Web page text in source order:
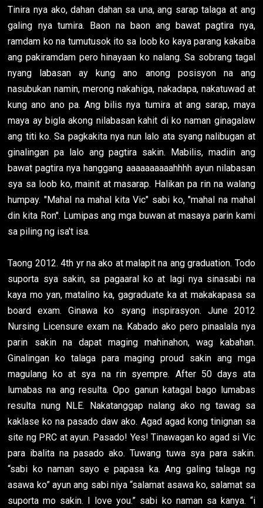
Tinira nya ako, dahan dahan sa una, ang sarap talaga at ang
galing nya tumira. Baon na baon ang bawat pagtira nya,
ramdam ko na tumutusok ito sa loob ko kaya parang kakaiba
ang pakiramdam pero hinayaan ko nalang. Sa sobrang tagal
nyang labasan ay kung ano anong posisyon na ang
nasubukan namin, merong nakahiga, nakadapa, nakatuwad at
kung ano ano pa. Ang bilis nya tumira at ang sarap, maya
maya ay bigla akong nilabasan kahit di ko naman ginagalaw
ang titi ko. Sa pagkakita nya nun lalo ata syang nalibugan at
ginalingan pa lalo ang pagtira sakin. Mabilis, madiin ang
bawat pagtira nya hanggang aaaaaaaaaahhhh ayun nilabasan
sya sa loob ko, mainit at masarap. Halikan pa rin na walang
humpay. "Mahal na mahal kita Vic" sabi ko, "mahal na mahal
din kita Ron". Lumipas ang mga buwan at masaya parin kami
sa piling ng isa't isa.
Taong 2012. 4th yr na ako at malapit na ang graduation. Todo
suporta sya sakin, sa pagaaral ko at lagi nya sinasabi na
kaya mo yan, matalino ka, gagraduate ka at makakapasa sa
board exam. Ginawa ko syang inspirasyon. June 2012
Nursing Licensure exam na. Kabado ako pero pinaalala nya
parin sakin na dapat maging mahinahon, wag kabahan.
Ginalingan ko talaga para maging proud sakin ang mga
magulang ko at sya na rin syempre. After 50 days ata
lumabas na ang resulta. Opo ganun katagal bago lumabas
resulta nung NLE. Nakatanggap nalang ako ng tawag sa
kaklase ko na pasado daw ako. Agad agad kong tinignan sa
site ng PRC at ayun. Pasado! Yes! Tinawagan ko agad si Vic
para ibalita na pasado ako. Tuwang tuwa sya para sakin.
“sabi ko naman sayo e papasa ka. Ang galing talaga ng
asawa ko” ayun ang sabi niya “salamat asawa ko, salamat sa
suporta mo sakin. I love you.” sabi ko naman sa kanya. “i